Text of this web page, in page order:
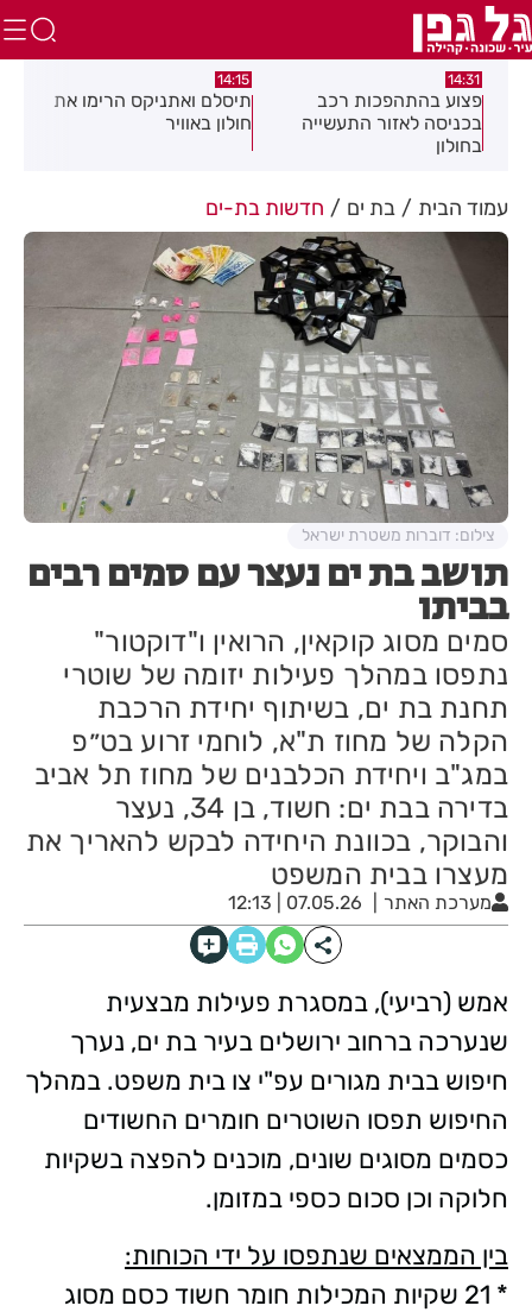
14:31
פצוע בהתהפכות רכב
בכניסה לאזור התעשייה
בחולון
14:15
תיסלם ואתניקס הרימו את
חולון באוויר
עמוד הבית בת ים חדשות בת-ים
תושב בת ים נעצר עם סמים רבים
בביתו
סמים מסוג קוקאין, הרואין ו"דוקטור"
נתפסו במהלך פעילות יזומה של שוטרי
תחנת בת ים, בשיתוף יחידת הרכבת
הקלה של מחוז ת"א, לוחמי זרוע בט״פ
במג"ב ויחידת הכלבנים של מחוז תל אביב
בדירה בבת ים: חשוד, בן 34, נעצר
והבוקר, בכוונת היחידה לבקש להאריך את
מעצרו בבית המשפט
מערכת האתר 07.05.26 | 12:13
צילום: דוברות משטרת ישראל
אמש (רביעי), במסגרת פעילות מבצעית
שנערכה ברחוב ירושלים בעיר בת ים, נערך
חיפוש בבית מגורים עפ"י צו בית משפט. במהלך
החיפוש תפסו השוטרים חומרים החשודים
כסמים מסוגים שונים, מוכנים להפצה בשקיות
חלוקה וכן סכום כספי במזומן.
בין הממצאים שנתפסו על ידי הכוחות:
* 21 שקיות המכילות חומר חשוד כסם מסוג